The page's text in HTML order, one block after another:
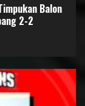
Balon
2-2